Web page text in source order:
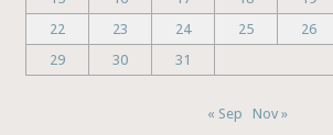
22
23 24 25 26
29
30 31
« Sep Nov »